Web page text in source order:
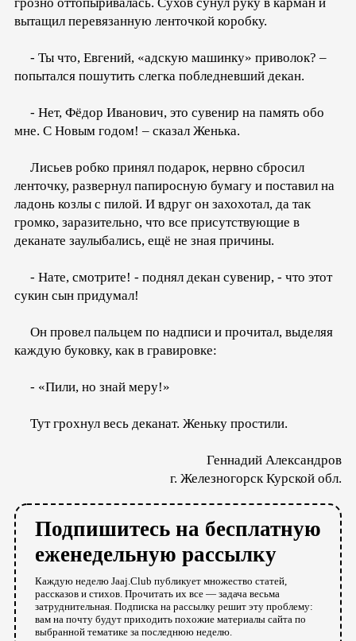
вытащил перевязанную ленточкой коробку.
- Ты что, Евгений, «адскую машинку» приволок? –
попытался пошутить слегка побледневший декан.
- Нет, Фёдор Иванович, это сувенир на память обо
мне. С Новым годом! – сказал Женька.
Лисьев робко принял подарок, нервно сбросил
ленточку, развернул папиросную бумагу и поставил на
ладонь козлы с пилой. И вдруг он захохотал, да так
громко, заразительно, что все присутствующие в
деканате заулыбались, ещё не зная причины.
- Нате, смотрите! - поднял декан сувенир, - что этот
сукин сын придумал!
Он провел пальцем по надписи и прочитал, выделяя
каждую буковку, как в гравировке:
- «Пили, но знай меру!»
Тут грохнул весь деканат. Женьку простили.
Геннадий Александров
г. Железногорск Курской обл.
Подпишитесь на бесплатную
еженедельную рассылку
Каждую неделю Jaaj.Club публикует множество статей,
рассказов и стихов. Прочитать их все — задача весьма
затруднительная. Подписка на рассылку решит эту проблему:
вам на почту будут приходить похожие материалы сайта по
выбранной тематике за последнюю неделю.